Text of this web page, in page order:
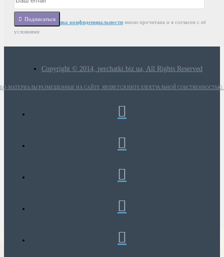
Подписаться
СтатьяПолитика конфиденциальности мною прочитана и я согласен с её
условиями
Copyright © 2014, perchatki.biz.ua, All Rights Reserved
МАТЕРИАЛЫ РАЗМЕЩЕННЫЕ НА САЙТЕ, ЯВЛЯЕТСЯ ИНТЕЛЛЕКТУАЛЬНОЙ